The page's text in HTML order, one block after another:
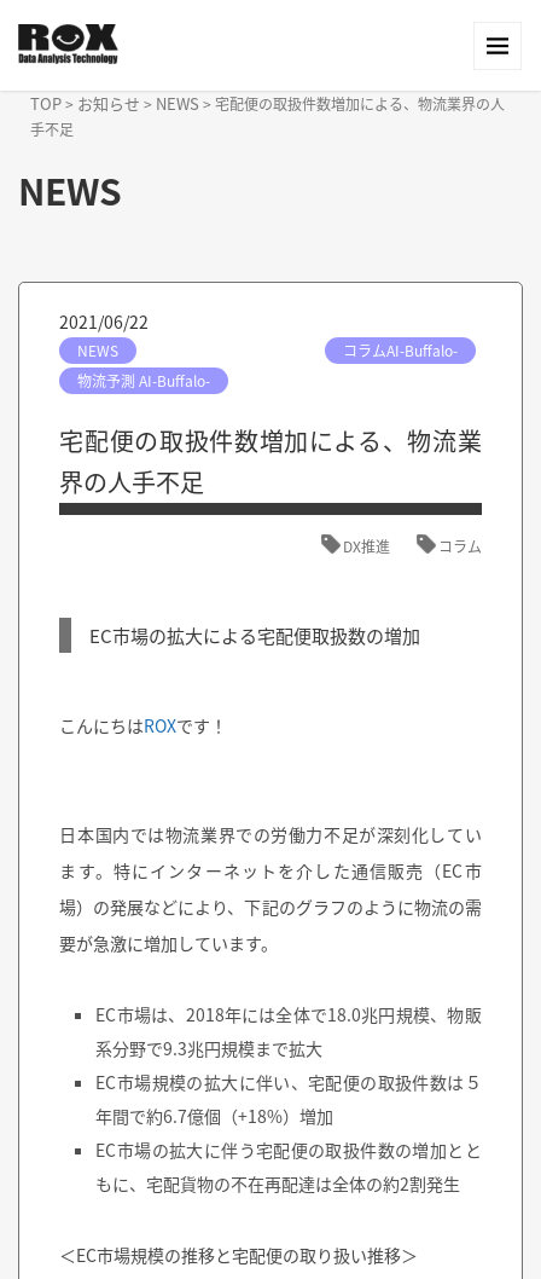
TOP> お知らせ > NEWS > 宅配便の取扱件数増加による、物流業界の人
手不足
NEWS
2021/06/22
NEWS
コラムAI-Buffalo-
物流予測 AI-Buffalo-
宅配便の取扱件数増加による、物流業
界の人手不足
DX推進 コラム
EC市場の拡大による宅配便取扱数の増加
こんにちはROXです！
日本国内では物流業界での労働力不足が深刻化してい
ます。特にインターネットを介した通信販売（EC市
場）の発展などにより、下記のグラフのように物流の需
要が急激に増加しています。
EC市場は、2018年には全体で18.0兆円規模、物販
系分野で9.3兆円規模まで拡大
EC市場規模の拡大に伴い、宅配便の取扱件数は５
年間で約6.7億個（+18%）増加
EC市場の拡大に伴う宅配便の取扱件数の増加とと
もに、宅配貨物の不在再配達は全体の約2割発生
＜EC市場規模の推移と宅配便の取り扱い推移＞